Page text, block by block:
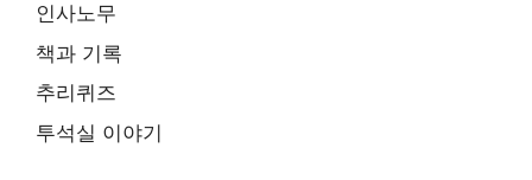
인사노무
책과 기록
추리퀴즈
투석실 이야기